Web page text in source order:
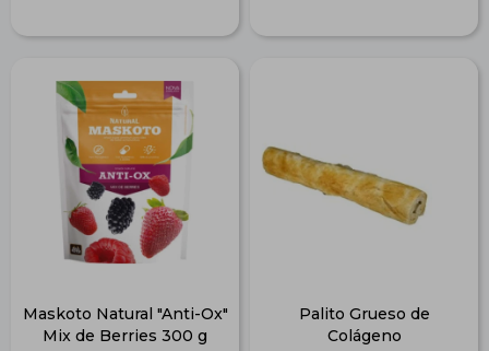
Maskoto Natural "Anti-Ox"
Mix de Berries 300 g
Palito Grueso de
Colágeno